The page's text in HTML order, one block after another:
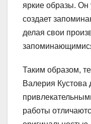
яркие образы. Он
создает
делая свои
Таким образом,
Валерия Кустова
работы